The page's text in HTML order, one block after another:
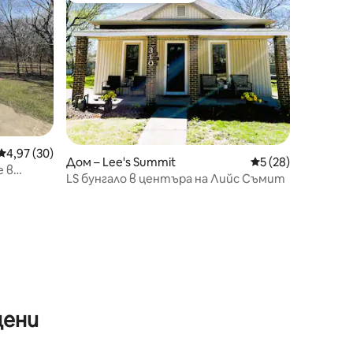
оценка: 4,97 от 5, 30 отзива
4,97 (30)
в
Дом – Lee's Summit Средна оценка:
5 (28)
LS бунгало в центъра на Лийс Съмит